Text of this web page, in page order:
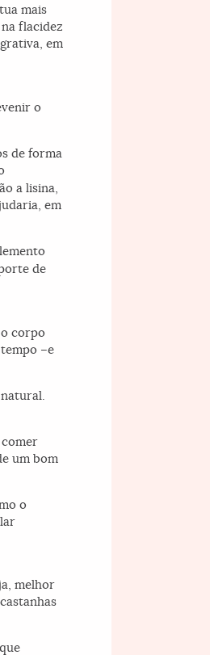
mais
flacidez
em
o
de forma
a lisina,
em
de
corpo
–e
comer
um bom
o
melhor